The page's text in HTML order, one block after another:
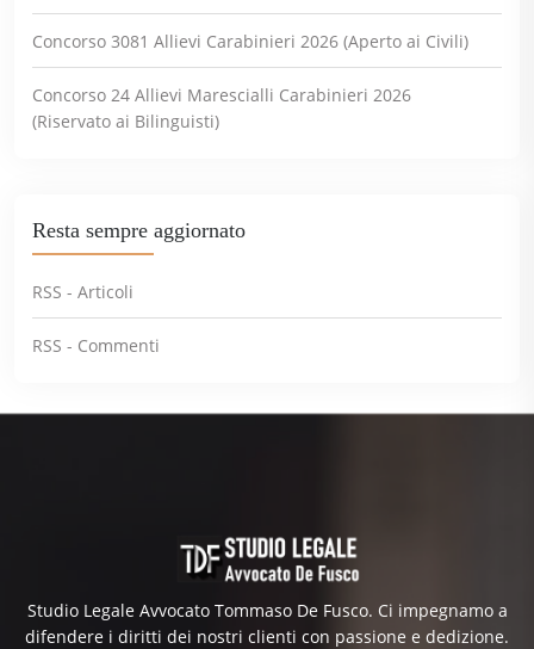
Concorso 3081 Allievi Carabinieri 2026 (Aperto ai Civili)
Concorso 24 Allievi Marescialli Carabinieri 2026
(Riservato ai Bilinguisti)
Resta sempre aggiornato
RSS - Articoli
RSS - Commenti
Studio Legale Avvocato Tommaso De Fusco. Ci impegnamo a
difendere i diritti dei nostri clienti con passione e dedizione.